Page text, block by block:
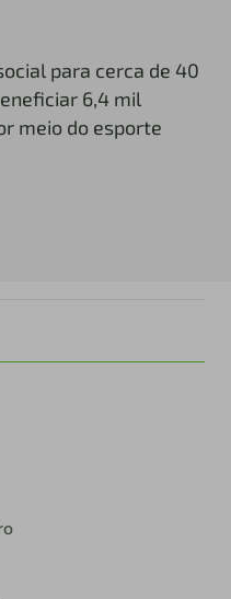
para cerca de 40
6,4 mil
meio do esporte